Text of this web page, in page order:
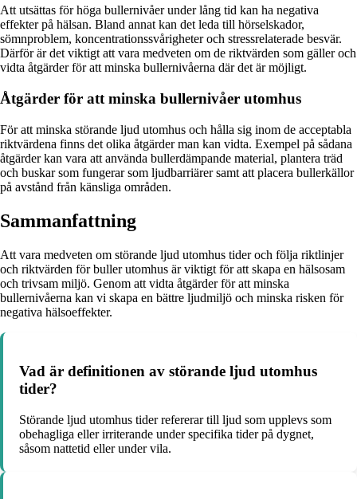
Att utsättas för höga bullernivåer under lång tid kan ha negativa
effekter på hälsan. Bland annat kan det leda till hörselskador,
sömnproblem, koncentrationssvårigheter och stressrelaterade besvär.
Därför är det viktigt att vara medveten om de riktvärden som gäller och
vidta åtgärder för att minska bullernivåerna där det är möjligt.
Åtgärder för att minska bullernivåer utomhus
För att minska störande ljud utomhus och hålla sig inom de acceptabla
riktvärdena finns det olika åtgärder man kan vidta. Exempel på sådana
åtgärder kan vara att använda bullerdämpande material, plantera träd
och buskar som fungerar som ljudbarriärer samt att placera bullerkällor
på avstånd från känsliga områden.
Sammanfattning
Att vara medveten om störande ljud utomhus tider och följa riktlinjer
och riktvärden för buller utomhus är viktigt för att skapa en hälsosam
och trivsam miljö. Genom att vidta åtgärder för att minska
bullernivåerna kan vi skapa en bättre ljudmiljö och minska risken för
negativa hälsoeffekter.
Vad är definitionen av störande ljud utomhus
tider?
Störande ljud utomhus tider refererar till ljud som upplevs som
obehagliga eller irriterande under specifika tider på dygnet,
såsom nattetid eller under vila.